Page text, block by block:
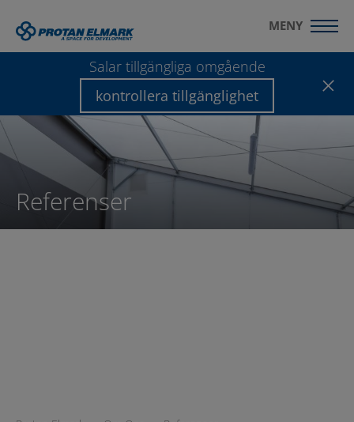
Salar tillgängliga omgående
kontrollera tillgänglighet
MENY
Referenser